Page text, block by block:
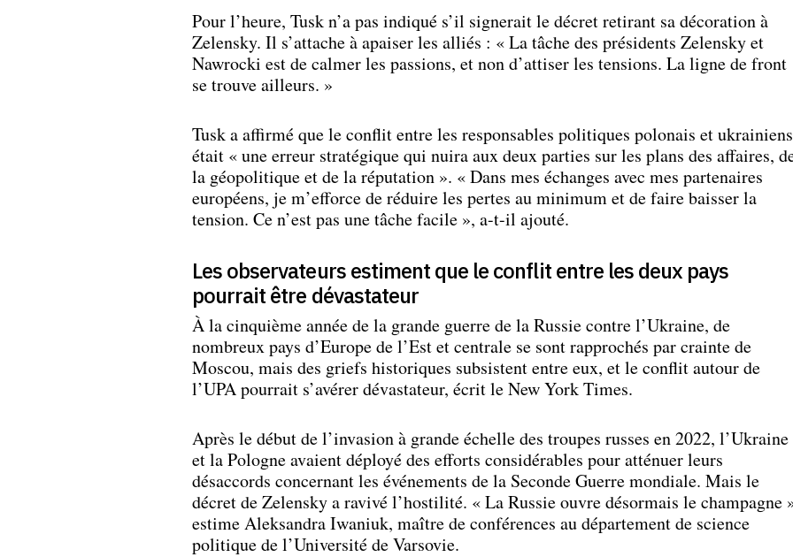
Pour l’heure, Tusk n’a pas indiqué s’il signerait le décret retirant sa décoration à
Zelensky. Il s’attache à apaiser les alliés : « La tâche des présidents Zelensky et
Nawrocki est de calmer les passions, et non d’attiser les tensions. La ligne de front
se trouve ailleurs. »
Tusk a affirmé que le conflit entre les responsables politiques polonais et ukrainiens
était « une erreur stratégique qui nuira aux deux parties sur les plans des affaires,
la géopolitique et de la réputation ». « Dans mes échanges avec mes partenaires
européens, je m’efforce de réduire les pertes au minimum et de faire baisser la
tension. Ce n’est pas une tâche facile », a-t-il ajouté.
Les observateurs estiment que le conflit entre les deux pays
pourrait être dévastateur
À la cinquième année de la grande guerre de la Russie contre l’Ukraine, de
nombreux pays d’Europe de l’Est et centrale se sont rapprochés par crainte de
Moscou, mais des griefs historiques subsistent entre eux, et le conflit autour de
l’UPA pourrait s’avérer dévastateur, écrit le New York Times.
Après le début de l’invasion à grande échelle des troupes russes en 2022, l’Ukraine
et la Pologne avaient déployé des efforts considérables pour atténuer leurs
désaccords concernant les événements de la Seconde Guerre mondiale. Mais le
décret de Zelensky a ravivé l’hostilité. « La Russie ouvre désormais le champagne
estime Aleksandra Iwaniuk, maître de conférences au département de science
politique de l’Université de Varsovie.